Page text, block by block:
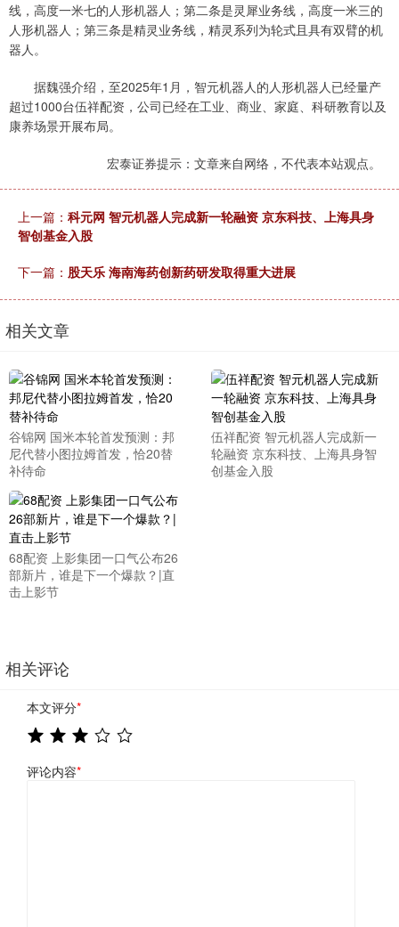
线，高度一米七的人形机器人；第二条是灵犀业务线，高度一米三的
人形机器人；第三条是精灵业务线，精灵系列为轮式且具有双臂的机
器人。
据魏强介绍，至2025年1月，智元机器人的人形机器人已经量产
超过1000台伍祥配资，公司已经在工业、商业、家庭、科研教育以及
康养场景开展布局。
宏泰证券提示：文章来自网络，不代表本站观点。
上一篇： 科元网 智元机器人完成新一轮融资 京东科技、上海具身
智创基金入股
下一篇： 股天乐 海南海药创新药研发取得重大进展
相关文章
谷锦网 国米本轮首发预测：邦
尼代替小图拉姆首发，恰20替
补待命
伍祥配资 智元机器人完成新一
轮融资 京东科技、上海具身智
创基金入股
68配资 上影集团一口气公布26
部新片，谁是下一个爆款？|直
击上影节
相关评论
本文评分*
评论内容*